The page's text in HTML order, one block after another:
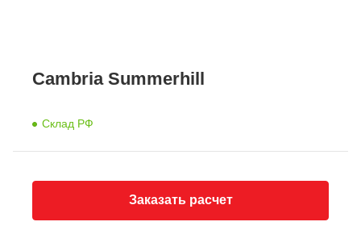
Cambria Summerhill
Склад РФ
Заказать расчет